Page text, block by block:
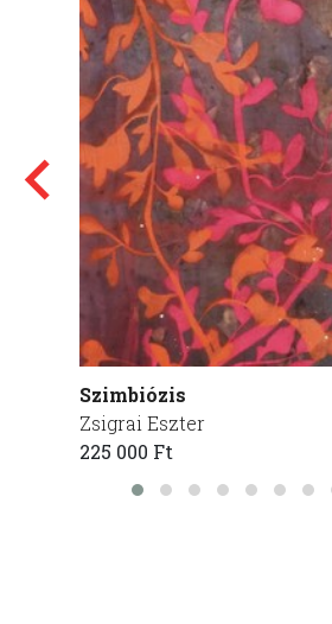
Szimbiózis
Zsigrai Eszter
225 000 Ft